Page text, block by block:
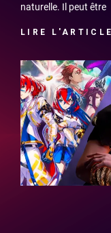
naturelle. Il peut être
LIRE L'ARTICLE